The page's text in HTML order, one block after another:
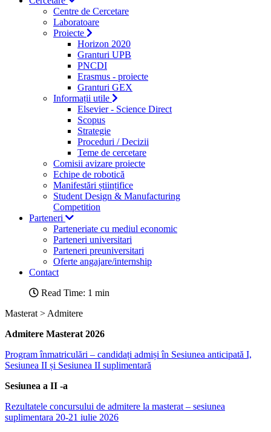
Centre de Cercetare
Laboratoare
Proiecte
Horizon 2020
Granturi UPB
PNCDI
Erasmus - proiecte
Granturi GEX
Informații utile
Elsevier - Science Direct
Scopus
Strategie
Proceduri / Decizii
Teme de cercetare
Comisii avizare proiecte
Echipe de robotică
Manifestări științifice
Student Design & Manufacturing
Competition
Parteneri
Parteneriate cu mediul economic
Parteneri universitari
Parteneri preuniversitari
Oferte angajare/internship
Contact
Read Time: 1 min
Masterat > Admitere
Admitere Masterat 2026
Program înmatriculări – candidați admiși în Sesiunea anticipată I,
Sesiunea II și Sesiunea II suplimentară
Sesiunea a II -a
Rezultatele concursului de admitere la masterat – sesiunea
suplimentara 20-21 iulie 2026